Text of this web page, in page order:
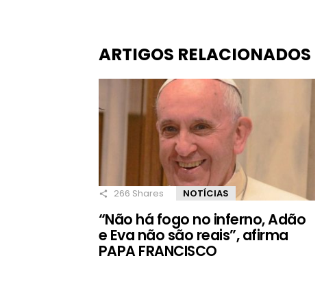
ARTIGOS RELACIONADOS
266 Shares NOTÍCIAS
“Não há fogo no inferno, Adão
e Eva não são reais”, afirma
PAPA FRANCISCO